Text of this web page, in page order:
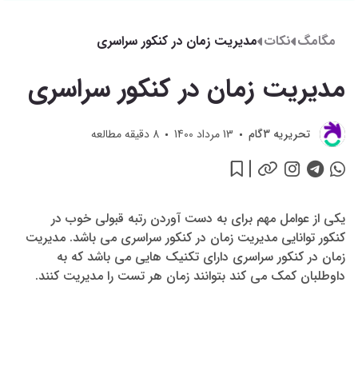
مگامگ نکات مدیریت زمان در کنکور سراسری
مدیریت زمان در کنکور سراسری
تحريريه 3گام 13 مرداد 1400 8 دقیقه مطالعه
یکی از عوامل مهم برای به دست آوردن رتبه قبولی خوب در
کنکور توانایی مدیریت زمان در کنکور سراسری می باشد. مدیریت
زمان در کنکور سراسری دارای تکنیک هایی می باشد که به
داوطلبان کمک می کند بتوانند زمان هر تست را مدیریت کنند.